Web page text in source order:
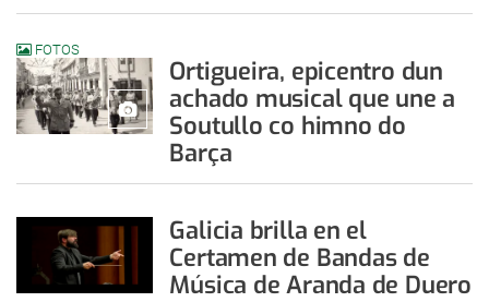
FOTOS
Ortigueira, epicentro dun
achado musical que une a
Soutullo co himno do
Barça
Galicia brilla en el
Certamen de Bandas de
Música de Aranda de Duero